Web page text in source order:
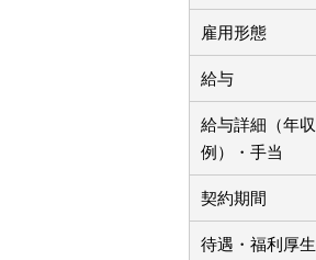
雇用形態
給与
給与詳細（年収
例）・手当
契約期間
待遇・福利厚生